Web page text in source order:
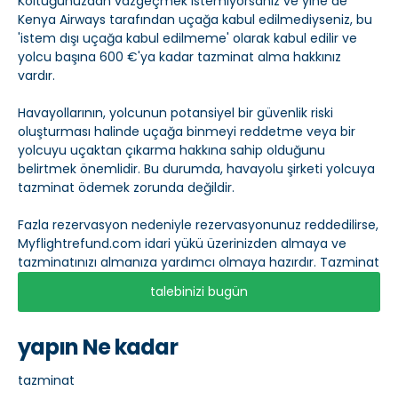
Kenya Airways tarafından uçağa kabul edilmediyseniz, bu
'istem dışı uçağa kabul edilmeme' olarak kabul edilir ve
yolcu başına 600 €'ya kadar tazminat alma hakkınız
vardır.
Havayollarının, yolcunun potansiyel bir güvenlik riski
oluşturması halinde uçağa binmeyi reddetme veya bir
yolcuyu uçaktan çıkarma hakkına sahip olduğunu
belirtmek önemlidir. Bu durumda, havayolu şirketi yolcuya
tazminat ödemek zorunda değildir.
Fazla rezervasyon nedeniyle rezervasyonunuz reddedilirse,
Myflightrefund.com idari yükü üzerinizden almaya ve
tazminatınızı almanıza yardımcı olmaya hazırdır. Tazminat
talebinizi bugün
yapın Ne kadar
tazminat